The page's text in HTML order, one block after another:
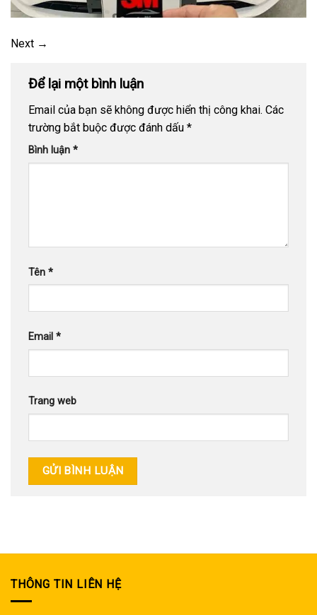
Next →
Để lại một bình luận
Email của bạn sẽ không được hiển thị công khai. Các
trường bắt buộc được đánh dấu *
Bình luận *
Tên *
Email *
Trang web
THÔNG TIN LIÊN HỆ